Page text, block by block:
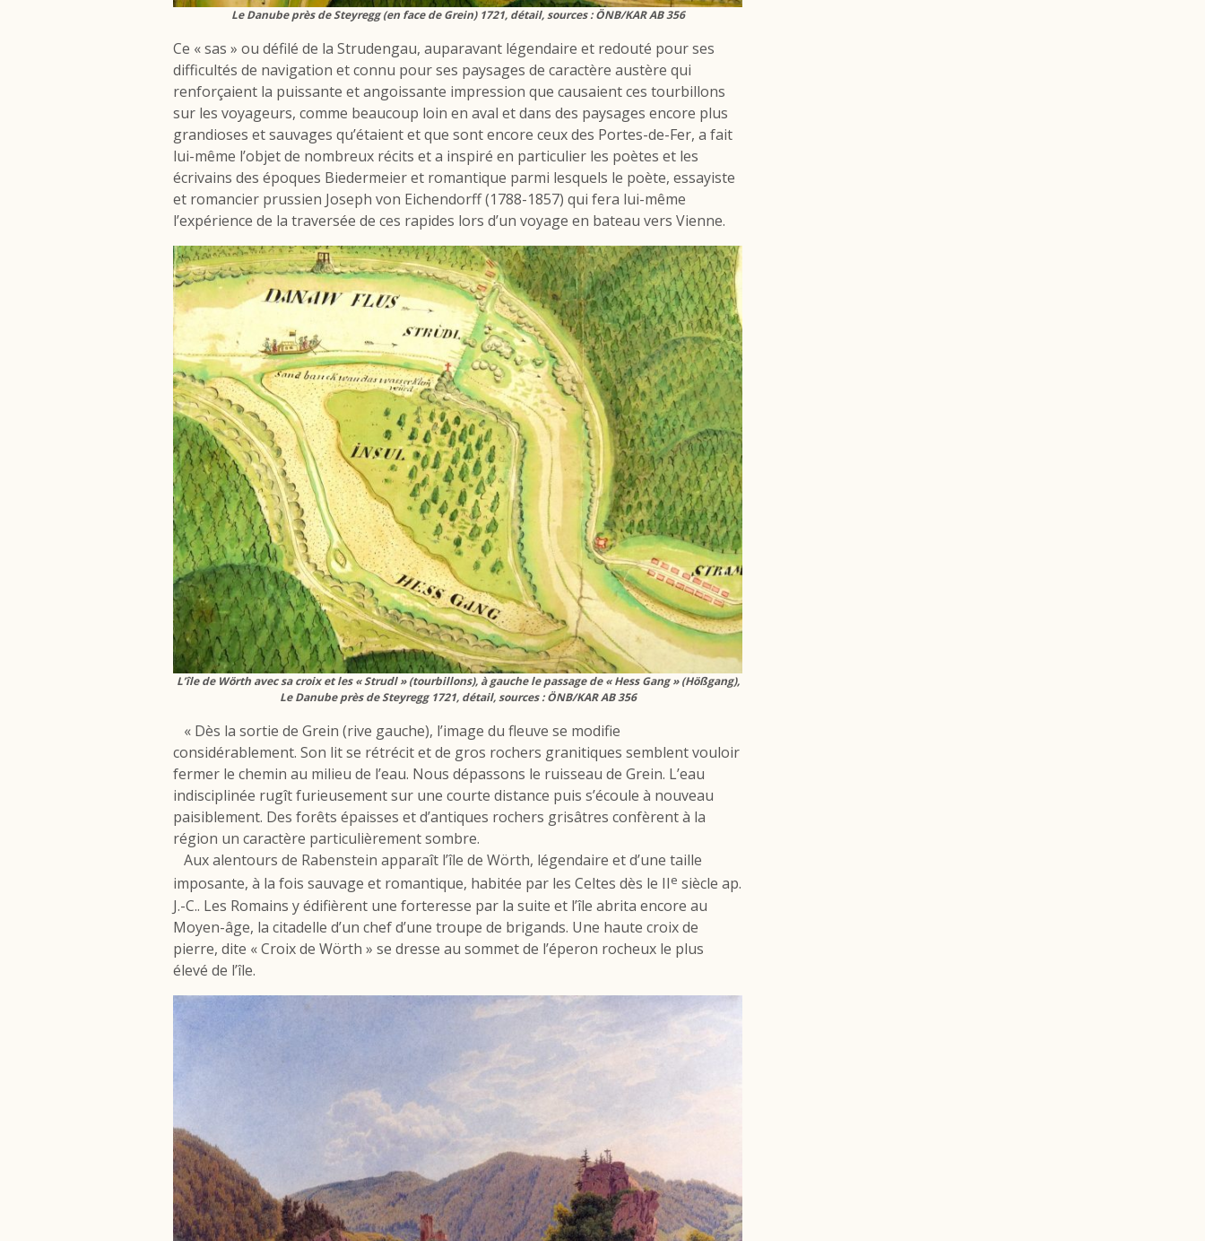
Le Danube près de Steyregg (en face de Grein) 1721, détail, sources : ÖNB/KAR AB 356
Ce « sas » ou défilé de la Strudengau, auparavant légendaire et redouté pour ses
difficultés de navigation et connu pour ses paysages de caractère austère qui
renforçaient la puissante et angoissante impression que causaient ces tourbillons
sur les voyageurs, comme beaucoup loin en aval et dans des paysages encore plus
grandioses et sauvages qu’étaient et que sont encore ceux des Portes-de-Fer, a fait
lui-même l’objet de nombreux récits et a inspiré en particulier les poètes et les
écrivains des époques Biedermeier et romantique parmi lesquels le poète, essayiste
et romancier prussien Joseph von Eichendorff (1788-1857) qui fera lui-même
l’expérience de la traversée de ces rapides lors d’un voyage en bateau vers Vienne.
L’île de Wörth avec sa croix et les « Strudl » (tourbillons), à gauche le passage de « Hess Gang » (Hößgang),
Le Danube près de Steyregg 1721, détail, sources : ÖNB/KAR AB 356
« Dès la sortie de Grein (rive gauche), l’image du fleuve se modifie
considérablement. Son lit se rétrécit et de gros rochers granitiques semblent vouloir
fermer le chemin au milieu de l’eau. Nous dépassons le ruisseau de Grein. L’eau
indisciplinée rugît furieusement sur une courte distance puis s’écoule à nouveau
paisiblement. Des forêts épaisses et d’antiques rochers grisâtres confèrent à la
région un caractère particulièrement sombre.
Aux alentours de Rabenstein apparaît l’île de Wörth, légendaire et d’une taille
imposante, à la fois sauvage et romantique, habitée par les Celtes dès le IIe siècle ap.
J.-C.. Les Romains y édifièrent une forteresse par la suite et l’île abrita encore au
Moyen-âge, la citadelle d’un chef d’une troupe de brigands. Une haute croix de
pierre, dite « Croix de Wörth » se dresse au sommet de l’éperon rocheux le plus
élevé de l’île.